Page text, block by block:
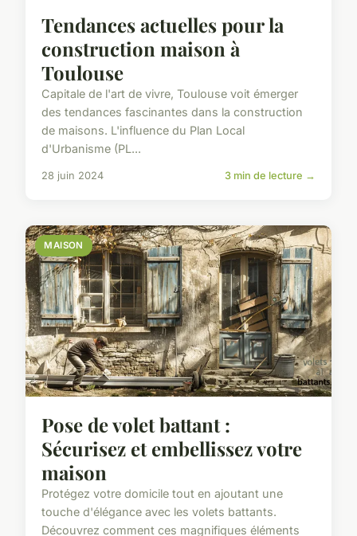
Tendances actuelles pour la
construction maison à
Toulouse
Capitale de l'art de vivre, Toulouse voit émerger
des tendances fascinantes dans la construction
de maisons. L'influence du Plan Local
d'Urbanisme (PL...
28 juin 2024 3 min de lecture →
MAISON
Pose de volet battant :
Sécurisez et embellissez votre
maison
Protégez votre domicile tout en ajoutant une
touche d'élégance avec les volets battants.
Découvrez comment ces magnifiques éléments